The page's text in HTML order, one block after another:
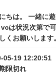
ちは。 一緒に
は状況次第で
くお願いします
05-19 12:20:51
限切れ